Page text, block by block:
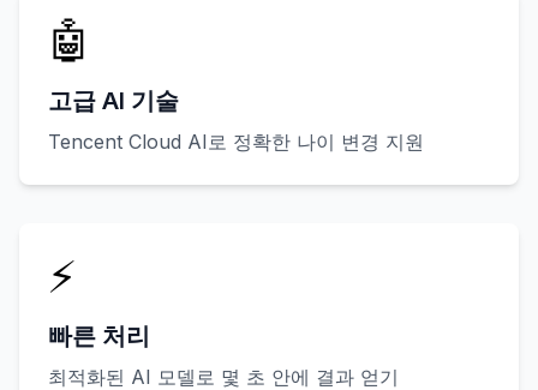
🤖
고급 AI 기술
Tencent Cloud AI로 정확한 나이 변경 지원
⚡
빠른 처리
최적화된 AI 모델로 몇 초 안에 결과 얻기